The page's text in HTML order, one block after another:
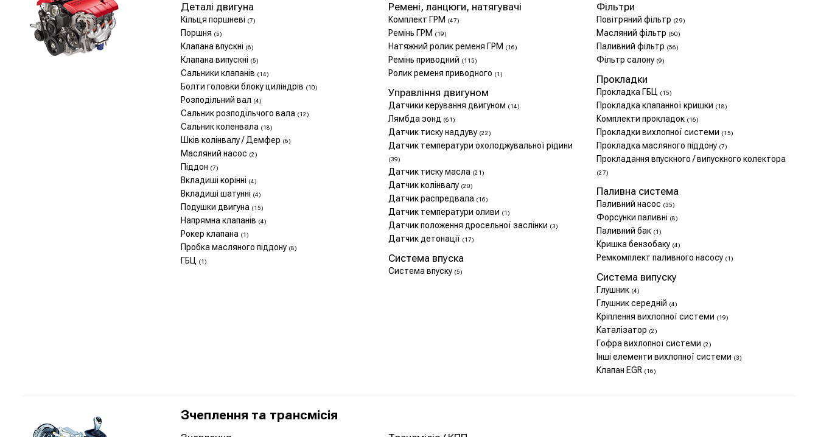
Деталі двигуна
Кільця поршневі (7)
Поршня (5)
Клапана впускні (6)
Клапана випускні (5)
Сальники клапанів (14)
Болти головки блоку циліндрів (10)
Розподільний вал (4)
Сальник розподільчого вала (12)
Сальник коленвала (18)
Шків колінвалу / Демфер (6)
Масляний насос (2)
Піддон (7)
Вкладиші корінні (4)
Вкладиші шатунні (4)
Подушки двигуна (15)
Напрямна клапанів (4)
Рокер клапана (1)
Пробка масляного піддону (8)
ГБЦ (1)
Ремені, ланцюги, натягувачі
Комплект ГРМ (47)
Ремінь ГРМ (19)
Натяжний ролик ременя ГРМ (16)
Ремінь приводний (115)
Ролик ременя приводного (1)
Фільтри
Повітряний фільтр (29)
Масляний фільтр (60)
Паливний фільтр (56)
Фільтр салону (9)
Прокладки
Прокладка ГБЦ (15)
Прокладка клапанної кришки (18)
Комплекти прокладок (16)
Прокладки вихлопної системи (15)
Прокладка масляного піддону (7)
Прокладання впускного / випускного колектора
(27)
Управління двигуном
Датчики керування двигуном (14)
Лямбда зонд (61)
Датчик тиску наддуву (22)
Датчик температури охолоджувальної рідини
(39)
Датчик тиску масла (21)
Датчик колінвалу (20)
Датчик распредвала (16)
Датчик температури оливи (1)
Датчик положення дросельної заслінки (3)
Датчик детонації (17)
Паливна система
Паливний насос (35)
Форсунки паливні (8)
Паливний бак (1)
Кришка бензобаку (4)
Ремкомплект паливного насосу (1)
Система впуска
Система впуску (5) Система випуску
Глушник (4)
Глушник середній (4)
Кріплення вихлопної системи (19)
Каталізатор (2)
Гофра вихлопної системи (2)
Інші елементи вихлопної системи (3)
Клапан EGR (16)
Зчеплення та трансмісія